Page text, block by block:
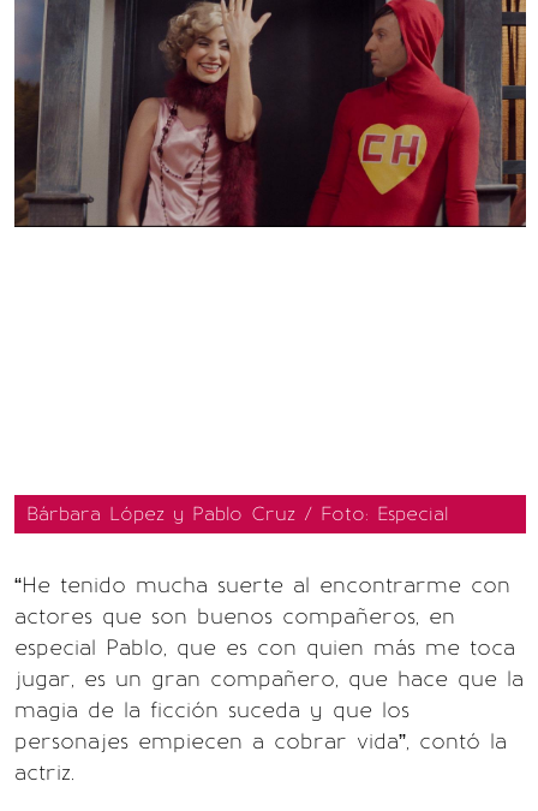
Bárbara López y Pablo Cruz / Foto: Especial
“He tenido mucha suerte al encontrarme con
actores que son buenos compañeros, en
especial Pablo, que es con quien más me toca
jugar, es un gran compañero, que hace que la
magia de la ficción suceda y que los
personajes empiecen a cobrar vida”, contó la
actriz.